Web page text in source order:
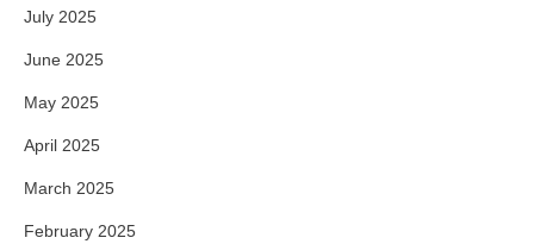
July 2025
June 2025
May 2025
April 2025
March 2025
February 2025